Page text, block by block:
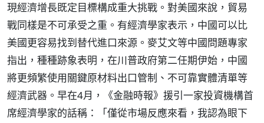
現經濟增長既定目標構成重大挑戰。對美國來說，貿易
戰同樣是不可承受之重。有經濟學家表示，中國可以比
美國更容易找到替代進口來源。麥艾文等中國問題專家
指出，種種跡象表明，在川普政府第二任期伊始，中國
將更頻繁使用關鍵原材料出口管制、不可靠實體清單等
經濟武器。早在4月，《金融時報》援引一家投資機構首
席經濟學家的話稱：「僅從市場反應來看，我認為眼下